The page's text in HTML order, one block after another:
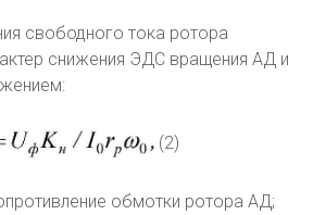
свободного тока ротора
снижения ЭДС вращения АД и
(2)
обмотки ротора АД;